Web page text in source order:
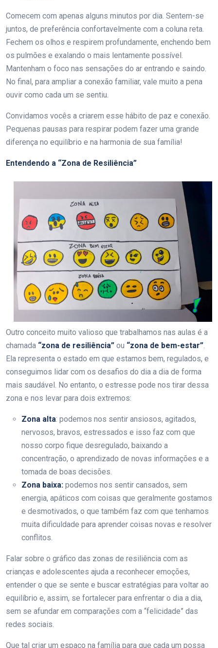
Comecem com apenas alguns minutos por dia. Sentem-se
juntos, de preferência confortavelmente com a coluna reta.
Fechem os olhos e respirem profundamente, enchendo bem
os pulmões e exalando o mais lentamente possível.
Mantenham o foco nas sensações do ar entrando e saindo.
No final, para ampliar a conexão familiar, vale muito a pena
ouvir como cada um se sentiu.
Convidamos vocês a criarem esse hábito de paz e conexão.
Pequenas pausas para respirar podem fazer uma grande
diferença no equilíbrio e na harmonia de sua família!
Entendendo a “Zona de Resiliência”
Outro conceito muito valioso que trabalhamos nas aulas é a
chamada “zona de resiliência” ou “zona de bem-estar”.
Ela representa o estado em que estamos bem, regulados, e
conseguimos lidar com os desafios do dia a dia de forma
mais saudável. No entanto, o estresse pode nos tirar dessa
zona e nos levar para dois extremos:
Zona alta: podemos nos sentir ansiosos, agitados,
nervosos, bravos, estressados e isso faz com que
nosso corpo fique desregulado, baixando a
concentração, o aprendizado de novas informações e a
tomada de boas decisões.
Zona baixa: podemos nos sentir cansados, sem
energia, apáticos com coisas que geralmente gostamos
e desmotivados, o que também faz com que tenhamos
muita dificuldade para aprender coisas novas e resolver
conflitos.
Falar sobre o gráfico das zonas de resiliência com as
crianças e adolescentes ajuda a reconhecer emoções,
entender o que se sente e buscar estratégias para voltar ao
equilíbrio e, assim, se fortalecer para enfrentar o dia a dia,
sem se afundar em comparações com a “felicidade” das
redes sociais.
Que tal criar um espaço na família para que cada um possa